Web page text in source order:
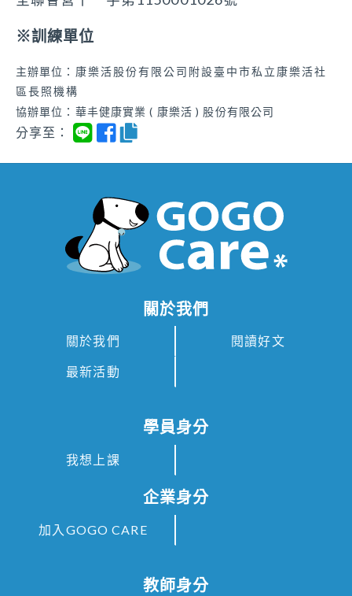
※訓練單位
主辦單位： 康樂活股份有限公司附設臺中市私立康樂活社
區長照機構
協辦單位：華丰健康實業 ( 康樂活 ) 股份有限公司
分享至：
關於我們
關於我們 閱讀好文
最新活動
學員身分
我想上課
企業身分
加入GOGO CARE
教師身分